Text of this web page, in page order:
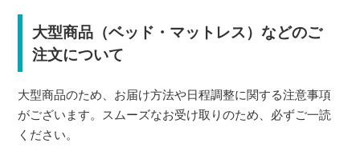
大型商品（ベッド・マットレス）などのご
注文について
大型商品のため、お届け方法や日程調整に関する注意事項
がございます。スムーズなお受け取りのため、必ずご一読
ください。